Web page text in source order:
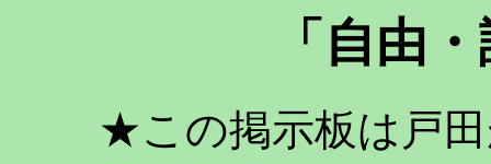
「自由
★この掲示板は戸